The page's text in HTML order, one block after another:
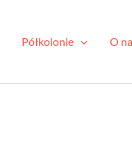
Półkolonie O